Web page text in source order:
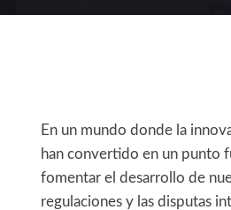
En un mundo donde la
han convertido en un punto
fomentar el desarrollo de
regulaciones y las disputas